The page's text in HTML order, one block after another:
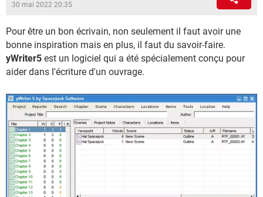
30 mai 2022 20:35
Pour être un bon écrivain, non seulement il faut avoir une
bonne inspiration mais en plus, il faut du savoir-faire.
yWriter5 est un logiciel qui a été spécialement conçu pour
aider dans l'écriture d'un ouvrage.